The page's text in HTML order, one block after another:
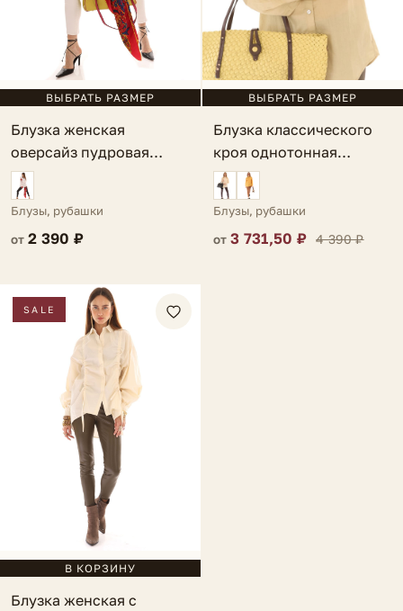
ВЫБРАТЬ РАЗМЕР
Блузка женская
оверсайз пудровая
Favoni
Блузы, рубашки
от 2 390 ₽
ВЫБРАТЬ РАЗМЕР
Блузка классического
кроя однотонная
светло-зеленая Lauria
Блузы, рубашки
от 3 731,50 ₽ 4 390 ₽
SALE
В КОРЗИНУ
Блузка женская с